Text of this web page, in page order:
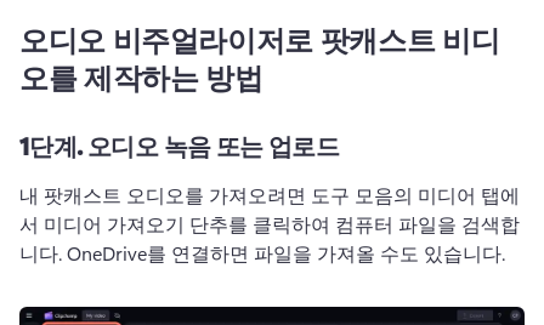
오디오 비주얼라이저로 팟캐스트 비디
오를 제작하는 방법
1단계.오디오 녹음 또는 업로드
내 팟캐스트 오디오를 가져오려면 도구 모음의 미디어 탭에
서 미디어 가져오기 단추를 클릭하여 컴퓨터 파일을 검색합
니다. OneDrive를 연결하면 파일을 가져올 수도 있습니다.